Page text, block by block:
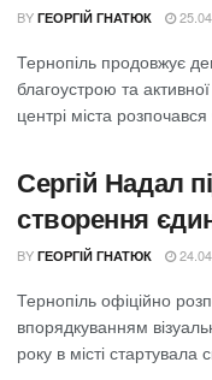
BY ГЕОРГІЙ ГНАТЮК
Тернопіль продовжує
благоустрою та
центрі міста
Сергій Надал
створення
BY ГЕОРГІЙ ГНАТЮК
Тернопіль офіційно
впорядкуванням
року в місті